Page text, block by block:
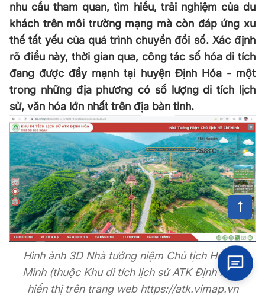
nhu cầu tham quan, tìm hiểu, trải nghiệm của du
khách trên môi trường mạng mà còn đáp ứng xu
thế tất yếu của quá trình chuyển đổi số. Xác định
rõ điều này, thời gian qua, công tác số hóa di tích
đang được đẩy mạnh tại huyện Định Hóa - một
trong những địa phương có số lượng di tích lịch
sử, văn hóa lớn nhất trên địa bàn tỉnh.
Hình ảnh 3D Nhà tưởng niệm Chủ tịch Hồ Chí
Minh (thuộc Khu di tích lịch sử ATK Định Hóa)
hiển thị trên trang web https://atk.vimap.vn